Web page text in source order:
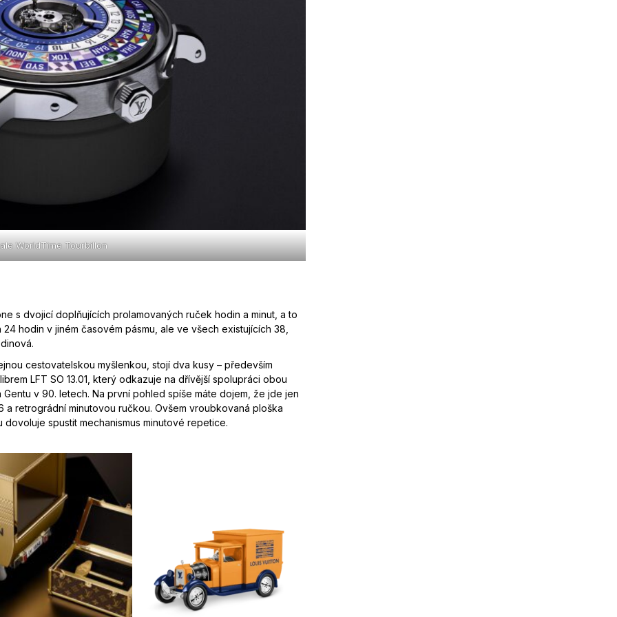
WorldTime Tourbillon
s dvojicí doplňujících prolamovaných ruček hodin a minut, a to
hodin v jiném časovém pásmu, ale ve všech existujících 38,
cestovatelskou myšlenkou, stojí dva kusy – především
LFT SO 13.01, který odkazuje na dřívější spolupráci obou
v 90. letech. Na první pohled spíše máte dojem, že jde jen
retrográdní minutovou ručkou. Ovšem vroubkovaná ploška
spustit mechanismus minutové repetice.